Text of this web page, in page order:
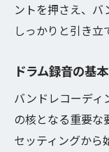
ントを押さえ、バ
しっかりと引き立
ドラム録音の基本
バンドレコーディ
の核となる重要な
セッティングから